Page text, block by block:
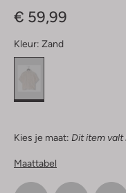
€ 59,99
Kleur: Zand
Kies je maat: Dit item valt
Maattabel